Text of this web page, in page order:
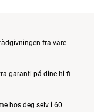
fra våre
garanti på dine hi-fi-
hos deg selv i 60